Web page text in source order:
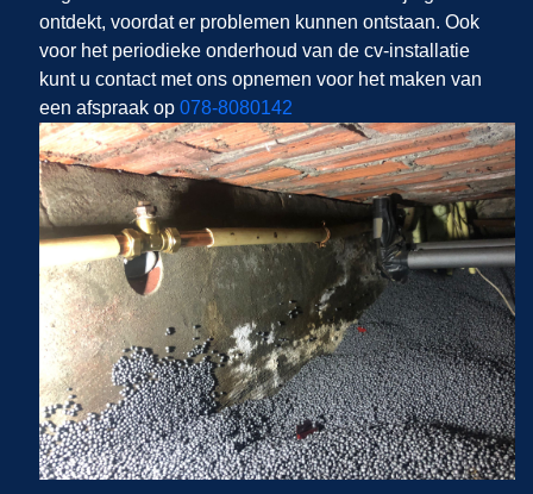
ontdekt, voordat er problemen kunnen ontstaan. Ook
voor het periodieke onderhoud van de cv-installatie
kunt u contact met ons opnemen voor het maken van
een afspraak op 078-8080142